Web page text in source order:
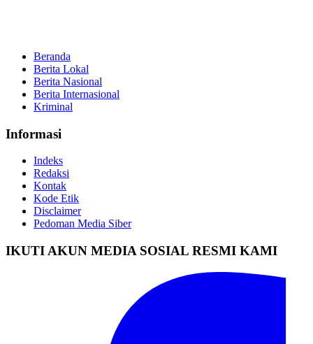
Beranda
Berita Lokal
Berita Nasional
Berita Internasional
Kriminal
Informasi
Indeks
Redaksi
Kontak
Kode Etik
Disclaimer
Pedoman Media Siber
IKUTI AKUN MEDIA SOSIAL RESMI KAMI